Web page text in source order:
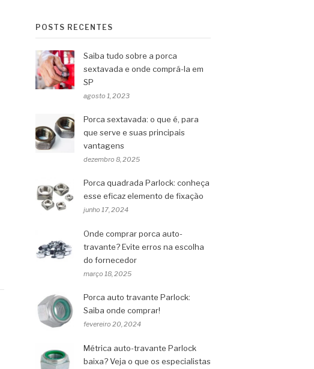
POSTS RECENTES
Saiba tudo sobre a porca
sextavada e onde comprá-la em
SP
agosto 1, 2023
Porca sextavada: o que é, para
que serve e suas principais
vantagens
dezembro 8, 2025
Porca quadrada Parlock: conheça
esse eficaz elemento de fixação
junho 17, 2024
Onde comprar porca auto-
travante? Evite erros na escolha
do fornecedor
março 18, 2025
Porca auto travante Parlock:
Saiba onde comprar!
fevereiro 20, 2024
Métrica auto-travante Parlock
baixa? Veja o que os especialistas